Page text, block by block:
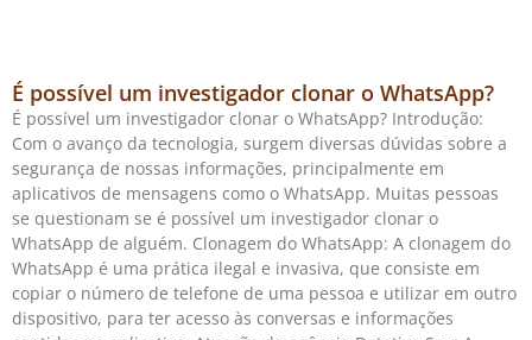
É possível um investigador clonar o WhatsApp?
É possível um investigador clonar o WhatsApp? Introdução:
Com o avanço da tecnologia, surgem diversas dúvidas sobre a
segurança de nossas informações, principalmente em
aplicativos de mensagens como o WhatsApp. Muitas pessoas
se questionam se é possível um investigador clonar o
WhatsApp de alguém. Clonagem do WhatsApp: A clonagem do
WhatsApp é uma prática ilegal e invasiva, que consiste em
copiar o número de telefone de uma pessoa e utilizar em outro
dispositivo, para ter acesso às conversas e informações